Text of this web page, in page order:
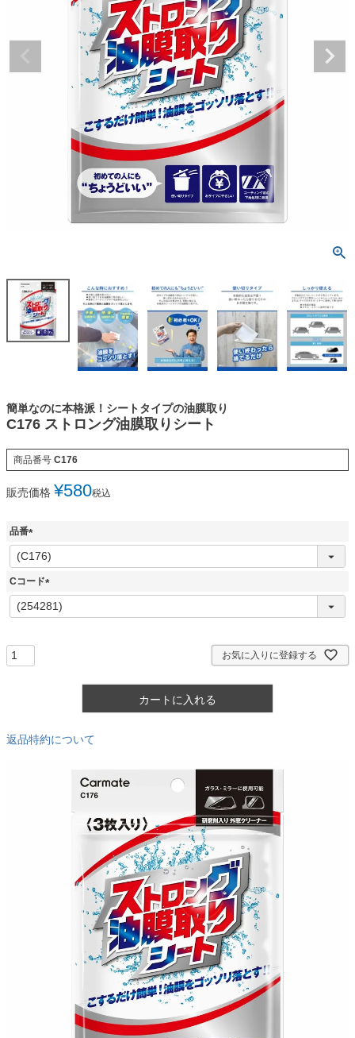
簡単なのに本格派！シートタイプの油膜取り
C176 ストロング油膜取りシート
商品番号 C176
販売価格 ¥580税込
品番
(
必
須
Cコード
(
必
お気に入りに登録する
カートに入れる
返品特約について